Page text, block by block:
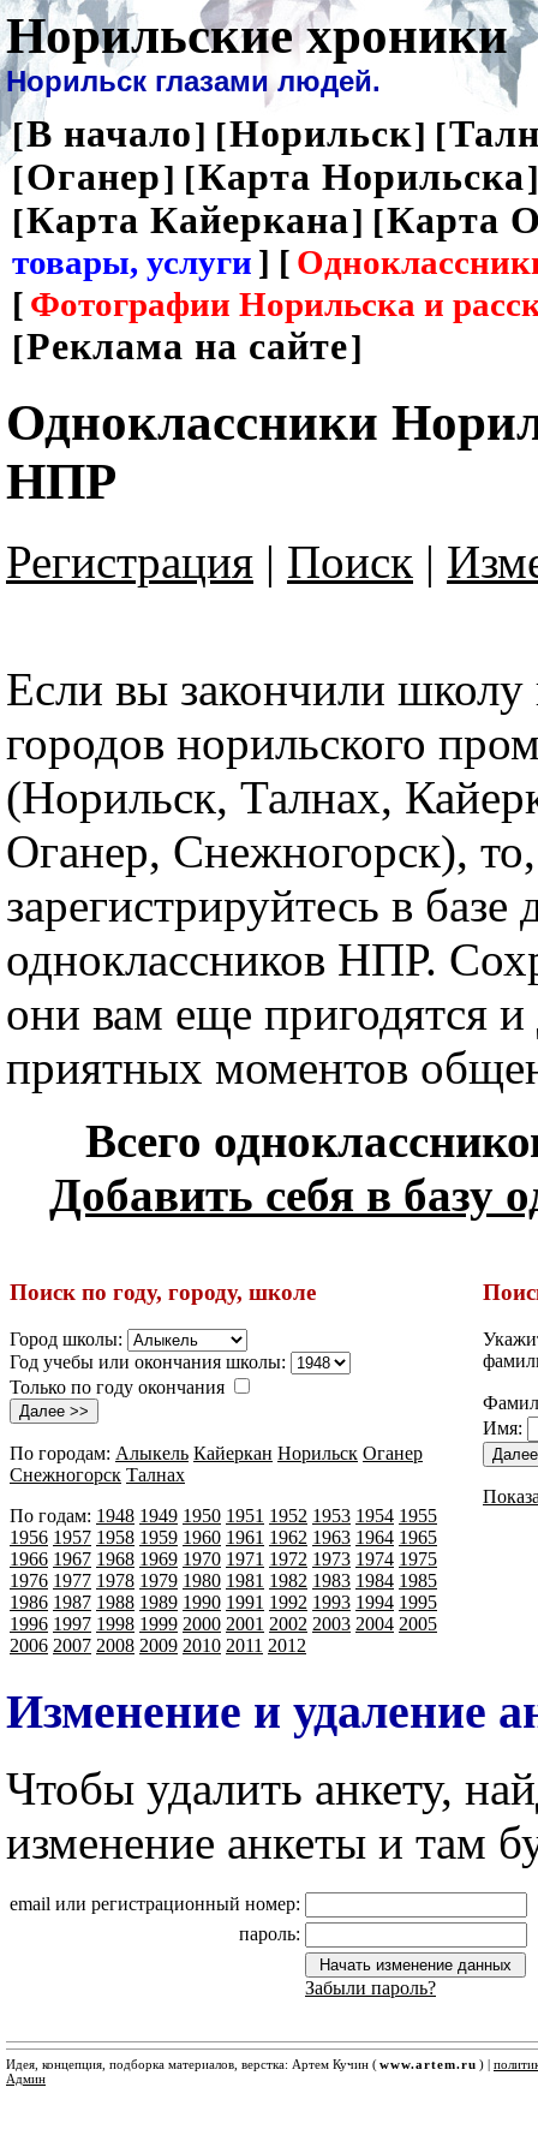
Норильские хроники
Норильск глазами людей.
[В начало] [Норильск] [
[Оганер] [Карта Норильска
[Карта Кайеркана] [Карта
товары, услуги ] [
[ Фотографии Норильска и
[Реклама на сайте]
Одноклассники
НПР
Регистрация | Поиск |
Если вы закончили
городов норильского
(Норильск, Талнах,
Оганер, Снежногорск),
зарегистрируйтесь в базе
одноклассников НПР.
они вам еще пригодятся и
приятных моментов
Всего
Добавить себя в базу
Поиск по году, городу, школе
Город школы:
Год учебы или окончания школы:
Только по году окончания
По городам: Алыкель Кайеркан Норильск Оганер
Снежногорск Талнах
По годам: 1948 1949 1950 1951 1952 1953 1954 1955
1956 1957 1958 1959 1960 1961 1962 1963 1964 1965
1966 1967 1968 1969 1970 1971 1972 1973 1974 1975
1976 1977 1978 1979 1980 1981 1982 1983 1984 1985
1986 1987 1988 1989 1990 1991 1992 1993 1994 1995
1996 1997 1998 1999 2000 2001 2002 2003 2004 2005
2006 2007 2008 2009 2010 2011 2012
Имя:
Изменение и удаление
Чтобы удалить анкету,
изменение анкеты и там
email или регистрационный номер:
пароль:
Забыли пароль?
Идея, концепция, подборка материалов, верстка: Артем Кучин (www.artem.ru ) |
Админ